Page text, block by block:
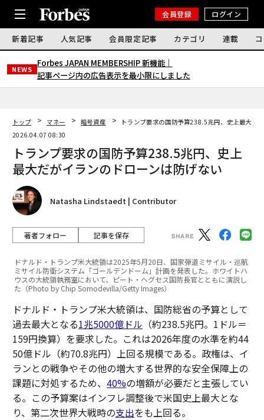
会員登録 ログイン
新着記事 人気記事 会員限定記事 カテゴリ 連載
NEWS
Forbes JAPAN MEMBERSHIP 新機能｜
記事ページ内の広告表示を最小限にしました
トップ マネー 暗号資産
トランプ要求の国防予算238.5兆円、史上最大だ
2026.04.07 08:30
トランプ要求の国防予算238.5兆円、史上
最大だがイランのドローンは防げない
Natasha Lindstaedt | Contributor
著者フォロー 記事を保存
ドナルド・トランプ米大統領は2025年5月20日、国家弾道ミサイル・巡航
ミサイル防衛システム「ゴールデンドーム」計画を発表した。ホワイトハ
ウスの大統領執務室において、ピート・ヘグセス国防長官とともに演説し
た（Photo by Chip Somodevilla/Getty Images）
ドナルド・トランプ米大統領は、国防総省の予算として
過去最大となる1兆5000億ドル （約238.5兆円。1ドル＝
159円換算）を要求した。これは2026年度の水準を約44
50億ドル（約70.8兆円）上回る規模である。政権は、イ
ランとの戦争やその他の増大する世界的な安全保障上の
課題に対処するため、 40%の増額が必要だと主張してい
る。この予算案はインフレ調整後で米国史上最大とな
り、第二次世界大戦時の支出をも上回る。